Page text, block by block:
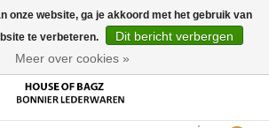
onze website, ga je akkoord met het gebruik van
te verbeteren.
Dit bericht verbergen
Meer over cookies »